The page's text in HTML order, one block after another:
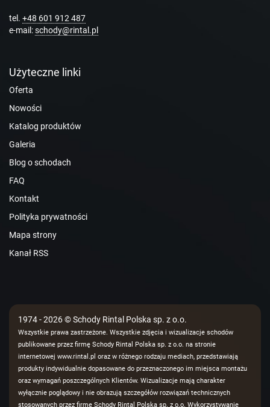
tel. +48 601 912 487
e-mail:schody@rintal.pl
Użyteczne linki
Oferta
Nowości
Katalog produktów
Galeria
Blog o schodach
FAQ
Kontakt
Polityka prywatności
Mapa strony
Kanał RSS
1974 - 2026 © Schody Rintal Polska sp. z o.o.
Wszystkie prawa zastrzeżone. Wszystkie zdjęcia i wizualizacje schodów
publikowane przez firmę Schody Rintal Polska sp. z o.o. na stronie
internetowej www.rintal.pl oraz w różnego rodzaju mediach, przedstawiają
produkty indywidualnie dopasowane do przeznaczonego im miejsca montażu
oraz wymagań poszczególnych Klientów. Wizualizacje mają charakter
wyłącznie poglądowy i nie obrazują szczegółów rozwiązań technicznych
stosowanych przez firmę Schody Rintal Polska sp. z o.o. Wykorzystywanie